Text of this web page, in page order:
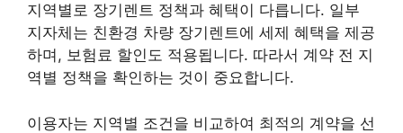
지역별로 장기렌트 정책과 혜택이 다릅니다. 일부
지자체는 친환경 차량 장기렌트에 세제 혜택을 제공
하며, 보험료 할인도 적용됩니다. 따라서 계약 전 지
역별 정책을 확인하는 것이 중요합니다.
이용자는 지역별 조건을 비교하여 최적의 계약을 선